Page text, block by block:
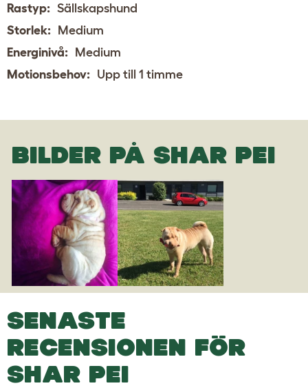
Rastyp: Sällskapshund
Storlek: Medium
Energinivå: Medium
Motionsbehov: Upp till 1 timme
BILDER PÅ SHAR PEI
SENASTE
RECENSIONEN FÖR
SHAR PEI